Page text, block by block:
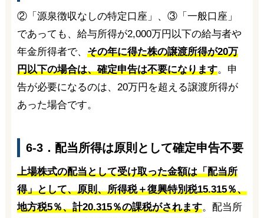
②「源泉徴収なしの特定口座」、③「一般口座」
であっても、給与所得が2,000万円以下の給与者や
年金所得者で、 その年に得た株の譲渡所得が20万
円以下の場合は、確定申告は不要になります。申
告が必要になるのは、20万円を超える譲渡所得が
あった場合です。
6-3．配当所得は原則として確定申告不要
上場株式の配当として受け取った金額は「配当所
得」として、原則、所得税＋復興特別税15.315％、
地方税5％、計20.315％の課税がされます。配当所